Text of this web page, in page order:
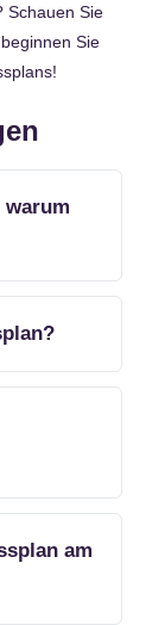
Schauen Sie
Sie
warum
am